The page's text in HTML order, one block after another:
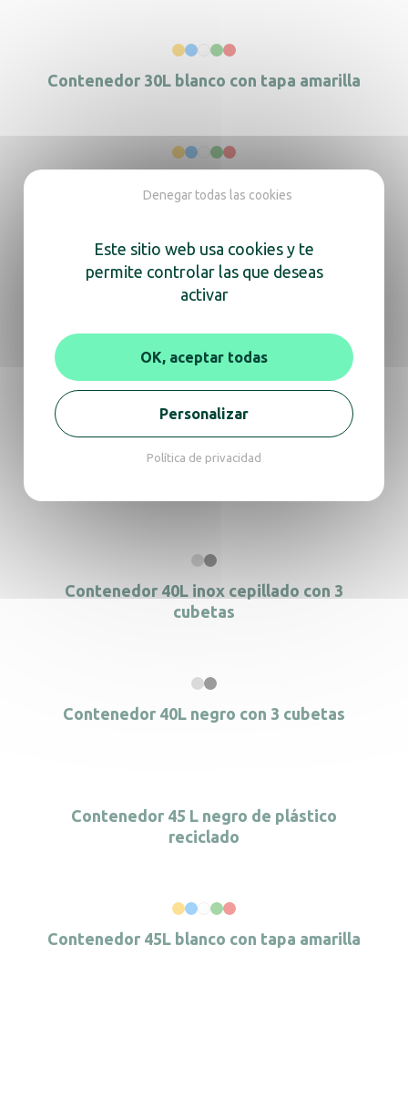
Contenedor 30L blanco con tapa amarilla
Contenedor 30L blanco con tapa blanca
Contenedor 30L blanco con tapa roja
Contenedor 40L inox cepillado con 3
cubetas
Contenedor 40L negro con 3 cubetas
Contenedor 45 L negro de plástico
reciclado
Contenedor 45L blanco con tapa amarilla
Este sitio web usa cookies y te
permite controlar las que deseas
activar
OK, aceptar todas
Denegar todas las cookies
Personalizar
Política de privacidad